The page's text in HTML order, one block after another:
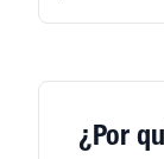
¿Por